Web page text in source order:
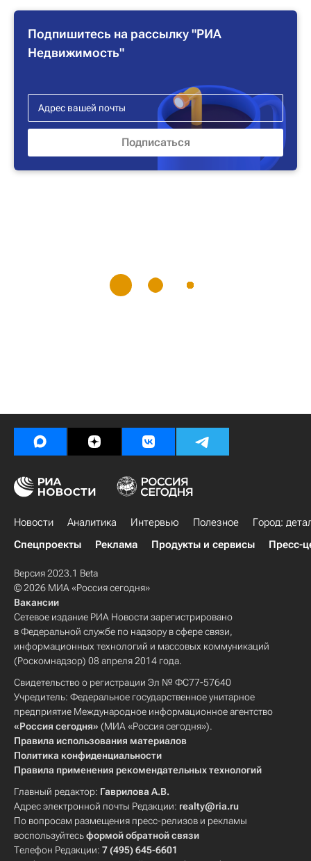
Подпишитесь на рассылку "РИА
Недвижимость"
Новости Аналитика Интервью Полезное
Город:
Спецпроекты
Реклама Продукты и сервисы Пресс-
Версия 2023.1 Beta
© 2026 МИА «Россия сегодня»
Вакансии
Сетевое издание РИА Новости зарегистрировано
в Федеральной службе по надзору в сфере связи,
информационных технологий и массовых коммуникаций
(Роскомнадзор) 08 апреля 2014 года.
Свидетельство о регистрации Эл № ФС77-57640
Учредитель: Федеральное государственное унитарное
предприятие Международное информационное агентство
«Россия сегодня» (МИА «Россия сегодня»).
Правила использования материалов
Политика конфиденциальности
Правила применения рекомендательных технологий
Главный редактор: Гаврилова А.В.
Адрес электронной почты Редакции: realty@ria.ru
По вопросам размещения пресс-релизов и рекламы
воспользуйтесьформой обратной связи
Телефон Редакции: 7 (495) 645-6601